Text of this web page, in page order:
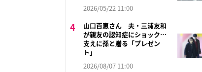
2026/05/22 11:00
山口百恵さん 夫・三浦友和
が親友の認知症にショック…
支えに孫と贈る「プレゼン
ト」
2026/08/07 11:00